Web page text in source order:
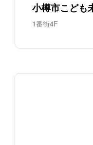
小樽市こども
1番街4F